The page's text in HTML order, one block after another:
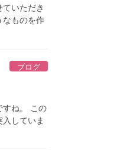
いただき
なものを作
ブログ
すね。 この
していま